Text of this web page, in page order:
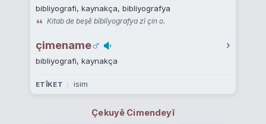
bibliyografi, kaynakça, bibliyografya
Kitab de beşê bîblîyografya zî çin o.
çimename ›
bibliyografi, kaynakça
ETÎKET isim
Çekuyê Cimendeyî